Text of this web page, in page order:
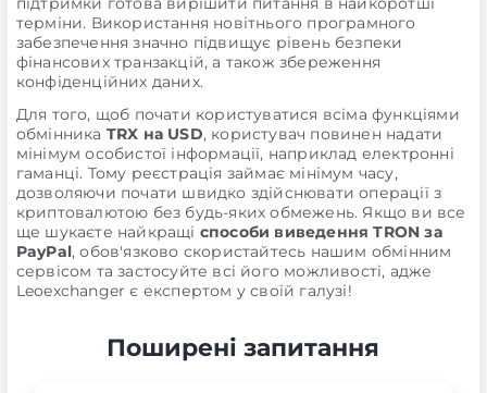
терміни. Використання новітнього програмного
забезпечення значно підвищує рівень безпеки
фінансових транзакцій, а також збереження
конфіденційних даних.
Для того, щоб почати користуватися всіма функціями
обмінника TRX на USD, користувач повинен надати
мінімум особистої інформації, наприклад електронні
гаманці. Тому реєстрація займає мінімум часу,
дозволяючи почати швидко здійснювати операції з
криптовалютою без будь-яких обмежень. Якщо ви все
ще шукаєте найкращі способи виведення TRON за
PayPal, обов'язково скористайтесь нашим обмінним
сервісом та застосуйте всі його можливості, адже
Leoexchanger є експертом у своїй галузі!
Поширені запитання